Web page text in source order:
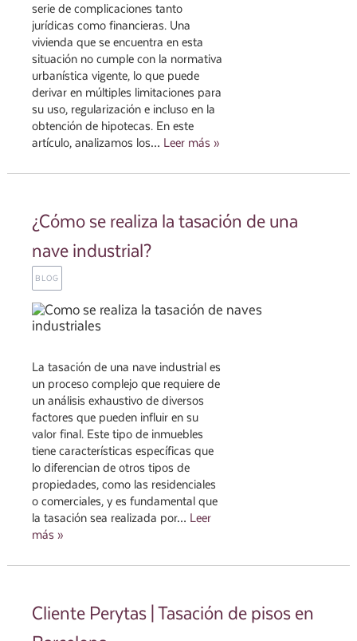
serie de complicaciones tanto
jurídicas como financieras. Una
vivienda que se encuentra en esta
situación no cumple con la normativa
urbanística vigente, lo que puede
derivar en múltiples limitaciones para
su uso, regularización e incluso en la
obtención de hipotecas. En este
artículo, analizamos los… Leer más »
¿Cómo se realiza la tasación de una
nave industrial?
BLOG
La tasación de una nave industrial es
un proceso complejo que requiere de
un análisis exhaustivo de diversos
factores que pueden influir en su
valor final. Este tipo de inmuebles
tiene características específicas que
lo diferencian de otros tipos de
propiedades, como las residenciales
o comerciales, y es fundamental que
la tasación sea realizada por… Leer
más »
Cliente Perytas | Tasación de pisos en